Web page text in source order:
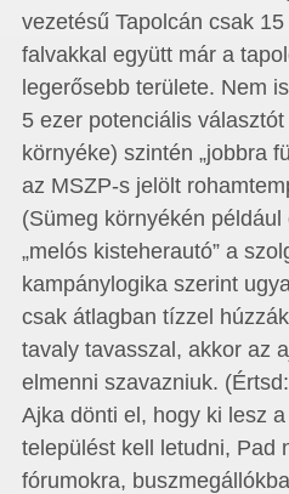
vezetésű Tapolcán csak
falvakkal együtt már a
legerősebb területe. Nem
5 ezer potenciális
környéke) szintén „jobbra
az MSZP-s jelölt
(Sümeg környékén
„melós kisteherautó” a
kampánylogika szerint
csak átlagban tízzel
tavaly tavasszal, akkor az
elmenni szavazniuk.
Ajka dönti el, hogy ki lesz
települést kell letudni, Pad
fórumokra,